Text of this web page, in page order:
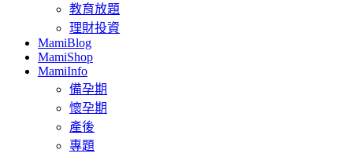
教育放題
理財投資
MamiBlog
MamiShop
MamiInfo
備孕期
懷孕期
產後
專題